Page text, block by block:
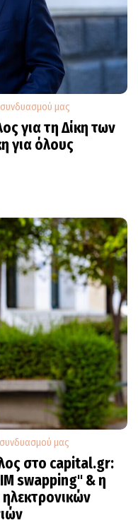
μας
για τη Δίκη των
για όλους
μας
στο capital.gr:
swapping" & η